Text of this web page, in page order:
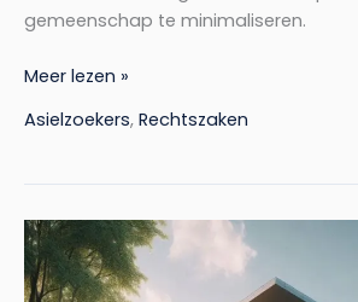
gemeenschap te minimaliseren.
Meer lezen »
Asielzoekers, Rechtszaken
Rechtvaardigheid
na
een